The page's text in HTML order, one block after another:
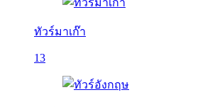
ทัวร์มาเก๊า
13